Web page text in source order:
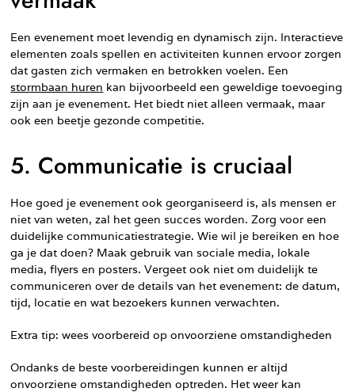
Een evenement moet levendig en dynamisch zijn. Interactieve
elementen zoals spellen en activiteiten kunnen ervoor zorgen
dat gasten zich vermaken en betrokken voelen. Een
stormbaan huren kan bijvoorbeeld een geweldige toevoeging
zijn aan je evenement. Het biedt niet alleen vermaak, maar
ook een beetje gezonde competitie.
5. Communicatie is cruciaal
Hoe goed je evenement ook georganiseerd is, als mensen er
niet van weten, zal het geen succes worden. Zorg voor een
duidelijke communicatiestrategie. Wie wil je bereiken en hoe
ga je dat doen? Maak gebruik van sociale media, lokale
media, flyers en posters. Vergeet ook niet om duidelijk te
communiceren over de details van het evenement: de datum,
tijd, locatie en wat bezoekers kunnen verwachten.
Extra tip: wees voorbereid op onvoorziene omstandigheden
Ondanks de beste voorbereidingen kunnen er altijd
onvoorziene omstandigheden optreden. Het weer kan